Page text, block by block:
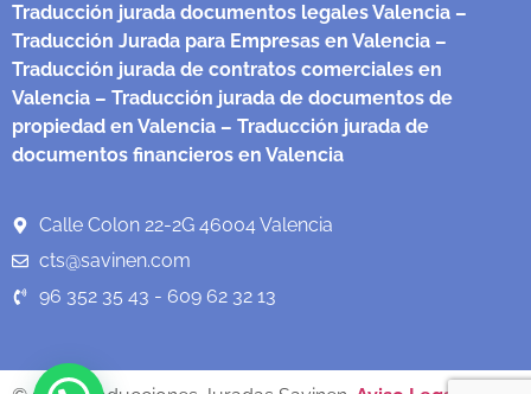
Traducción jurada documentos legales Valencia –
Traducción Jurada para Empresas en Valencia –
Traducción jurada de contratos comerciales en
Valencia – Traducción jurada de documentos de
propiedad en Valencia – Traducción jurada de
documentos financieros en Valencia
Calle Colon 22-2G 46004 Valencia
cts@savinen.com
96 352 35 43 - 609 62 32 13